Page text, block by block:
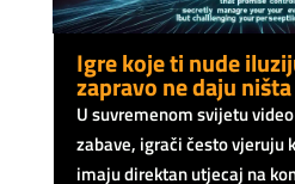
Igre koje ti nude
zapravo ne daju ništa
U suvremenom svijetu
zabave, igrači često vjeruju
imaju direktan utjecaj na